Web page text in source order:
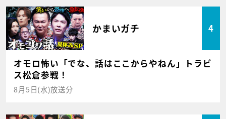
かまいガチ 4
オモロ怖い「でな、話はここからやねん」トラビ
ス松倉参戦！
8月5日(水)放送分